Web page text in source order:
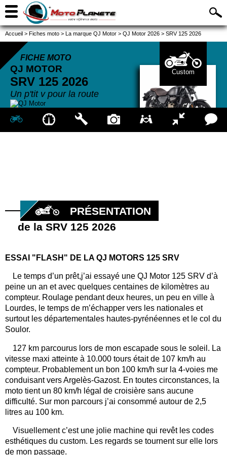
Accueil > Fiches moto > La marque QJ Motor > QJ Motor 2026 > SRV 125 2026
FICHE MOTO
QJ MOTOR
SRV 125 2026
Un p'tit v pour la route
Custom
PRÉSENTATION
de la SRV 125 2026
ESSAI "FLASH" DE LA QJ MOTORS 125 SRV
Le temps d’un prêt,j’ai essayé une QJ Motor 125 SRV d’à
peine un an et avec quelques centaines de kilomètres au
compteur. Roulage pendant deux heures, un peu en ville à
Lourdes, le temps de m’échapper vers les nationales et
surtout les départementales hautes-pyrénéennes et le col du
Soulor.
127 km parcourus lors de mon escapade sous le soleil. La
vitesse maxi atteinte à 10.000 tours était de 107 km/h au
compteur. Probablement un bon 100 km/h sur la 4-voies me
conduisant vers Argelès-Gazost. En toutes circonstances, la
moto tient un 80 km/h légal de croisière sans aucune
difficulté. Sur mon parcours j’ai consommé autour de 2,5
litres au 100 km.
Visuellement c’est une jolie machine qui revêt les codes
esthétiques du custom. Les regards se tournent sur elle lors
de mon passage.